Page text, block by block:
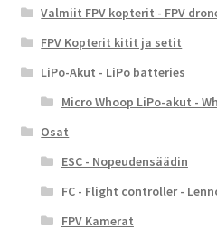
Valmiit FPV kopterit - FPV
FPV Kopterit kitit ja setit
LiPo-Akut - LiPo batteries
Micro Whoop LiPo-akut -
Osat
ESC - Nopeudensäädin
FC - Flight controller -
FPV Kamerat